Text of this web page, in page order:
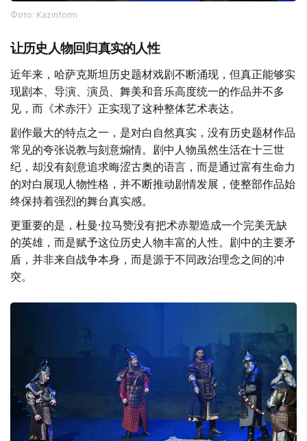
Фото: Kazinform
让历史人物回归真实的人性
近年来，哈萨克斯坦历史题材戏剧不断涌现，但真正能够实
现剧本、导演、演员、舞美和音乐高度统一的作品并不多
见，而《术赤汗》正实现了这种整体艺术表达。
剧作最大的特点之一，是对白自然真实，没有历史题材作品
常见的夸张说教与刻意煽情。剧中人物虽然生活在十三世
纪，却没有刻意追求晦涩古奥的语言，而是通过富有生命力
的对白展现人物性格，并不断推动剧情发展，使整部作品始
终保持着强烈的舞台真实感。
更重要的是，杜曼·拉马赞没有把术赤塑造成一个完美无缺
的英雄，而是赋予这位历史人物丰富的人性。剧中的主要矛
盾，并非来自战争本身，而是源于不同政治理念之间的冲
突。